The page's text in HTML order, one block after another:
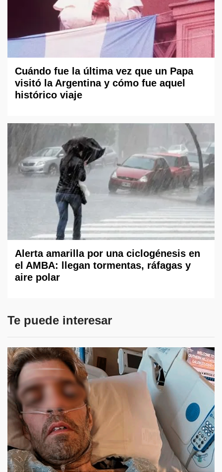
Cuándo fue la última vez que un Papa
visitó la Argentina y cómo fue aquel
histórico viaje
Alerta amarilla por una ciclogénesis en
el AMBA: llegan tormentas, ráfagas y
aire polar
Te puede interesar